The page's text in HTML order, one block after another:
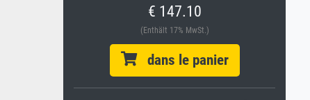
€ 147.10
(Enthält 17% MwSt.)
dans le panier